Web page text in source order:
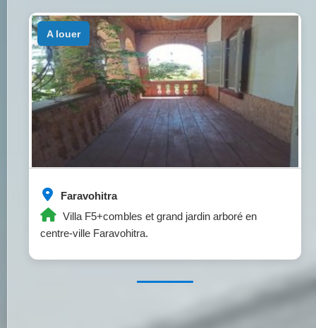
Faravohitra
Villa F5+combles et grand jardin arboré en
centre-ville Faravohitra.
a louer